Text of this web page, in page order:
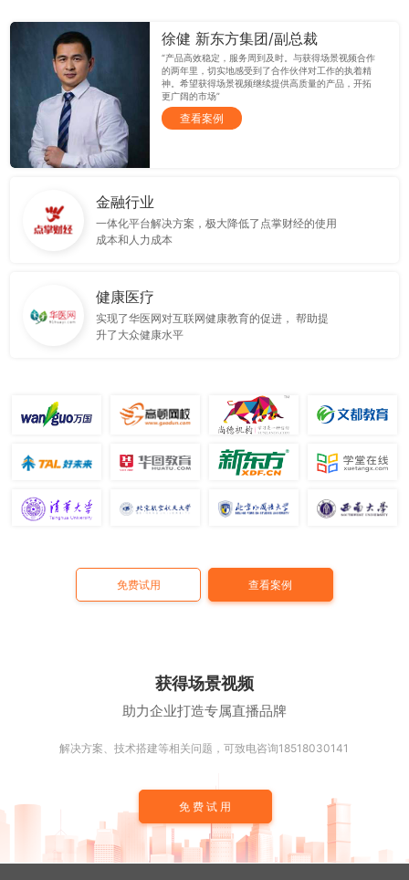
徐健 新东方集团/副总裁
“产品高效稳定，服务周到及时。与获得场景视频合作
的两年里，切实地感受到了合作伙伴对工作的执着精
神。希望获得场景视频继续提供高质量的产品，开拓
更广阔的市场”
查看案例
金融行业
一体化平台解决方案，极大降低了点掌财经的使用
成本和人力成本
健康医疗
实现了华医网对互联网健康教育的促进， 帮助提
升了大众健康水平
免费试用 查看案例
获得场景视频
助力企业打造专属直播品牌
解决方案、技术搭建等相关问题，可致电咨询18518030141
免费试用